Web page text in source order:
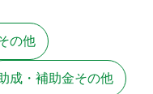
の他
成・補助金その他